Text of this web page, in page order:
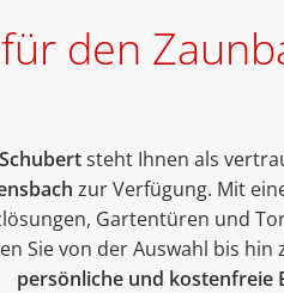
den
steht Ihnen als
zur Verfügung. Mit
Gartentüren und
Sie von der Auswahl bis
persönliche und kostenfreie